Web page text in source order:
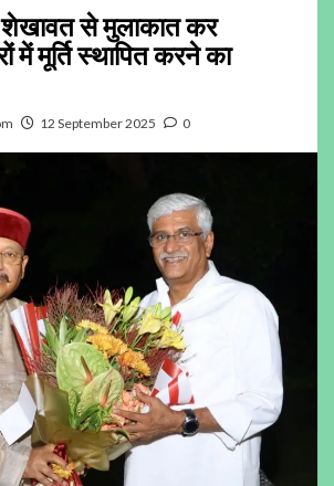
शेखावत से मुलाकात कर
में मूर्ति स्थापित करने का
12 September 2025 0